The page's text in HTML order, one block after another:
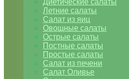
Диетические салаты
Летние салаты
Салат из яиц
Овощные салаты
Острые салаты
Постные салаты
Простые салаты
Салат из печени
Салат Оливье